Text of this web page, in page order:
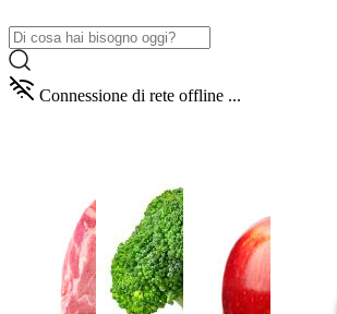
Connessione di rete offline ...